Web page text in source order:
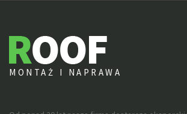
MONTAŻ I NAPRAWA